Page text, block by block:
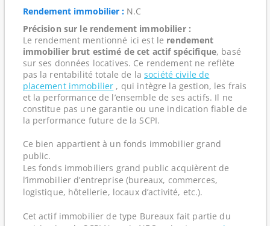
Rendement immobilier :N.C
Précision sur le rendement immobilier :
Le rendement mentionné ici est le rendement
immobilier brut estimé de cet actif spécifique, basé
sur ses données locatives. Ce rendement ne reflète
pas la rentabilité totale de la société civile de
placement immobilier , qui intègre la gestion, les frais
et la performance de l’ensemble de ses actifs. Il ne
constitue pas une garantie ou une indication fiable de
la performance future de la SCPI.
Ce bien appartient à un fonds immobilier grand
public.
Les fonds immobiliers grand public acquièrent de
l’immobilier d’entreprise (bureaux, commerces,
logistique, hôtellerie, locaux d’activité, etc.).
Cet actif immobilier de type Bureaux fait partie du